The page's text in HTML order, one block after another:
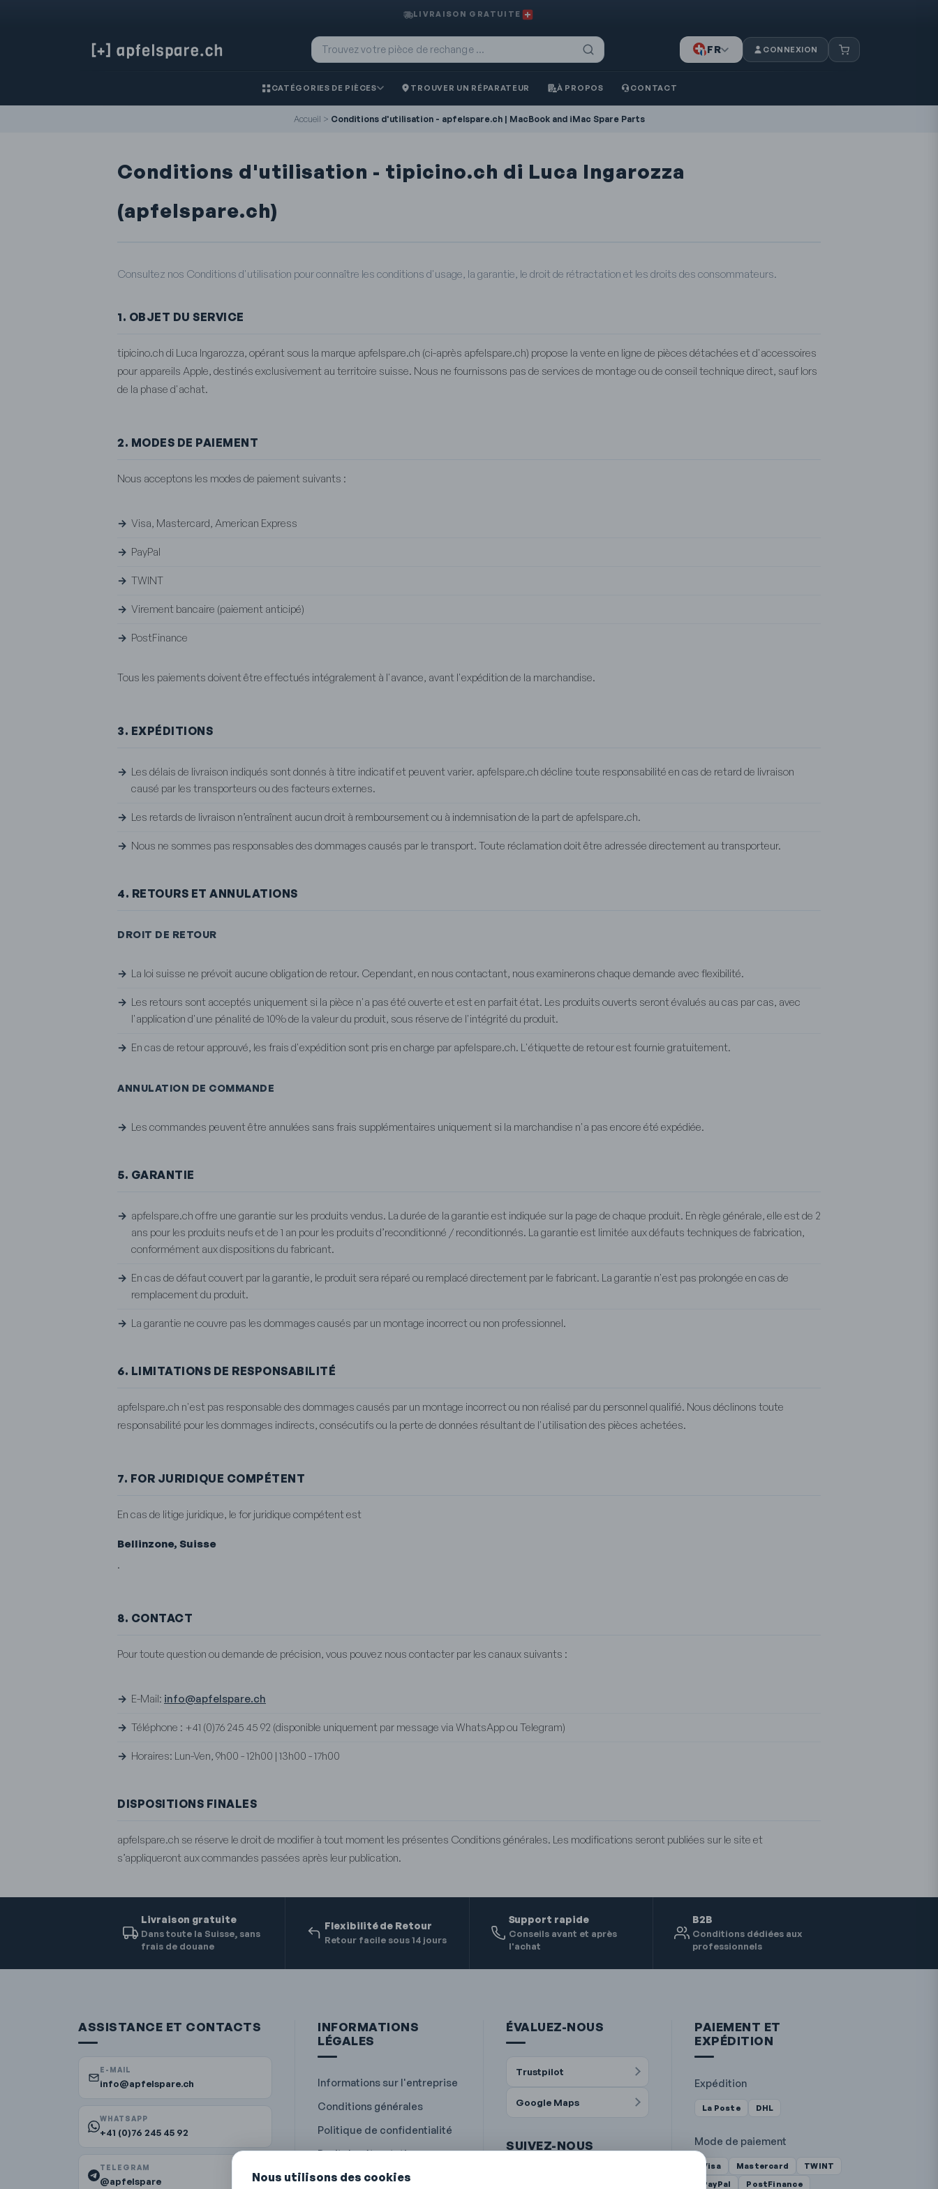
LIVRAISON GRATUITE
FR CONNEXION
CATÉGORIES DE PIÈCES TROUVER UN RÉPARATEUR À PROPOS CONTACT
Accueil > Conditions d'utilisation - apfelspare.ch | MacBook and iMac Spare Parts
Conditions d'utilisation - tipicino.ch di Luca Ingarozza
(apfelspare.ch)
Consultez nos Conditions d'utilisation pour connaître les conditions d'usage, la garantie, le droit de rétractation et les droits des consommateurs.
1. OBJET DU SERVICE
tipicino.ch di Luca Ingarozza, opérant sous la marque apfelspare.ch (ci-après apfelspare.ch) propose la vente en ligne de pièces détachées et d'accessoires
pour appareils Apple, destinés exclusivement au territoire suisse. Nous ne fournissons pas de services de montage ou de conseil technique direct, sauf lors
de la phase d'achat.
2. MODES DE PAIEMENT
Nous acceptons les modes de paiement suivants :
Visa, Mastercard, American Express
PayPal
TWINT
Virement bancaire (paiement anticipé)
PostFinance
Tous les paiements doivent être effectués intégralement à l'avance, avant l'expédition de la marchandise.
3. EXPÉDITIONS
Les délais de livraison indiqués sont donnés à titre indicatif et peuvent varier. apfelspare.ch décline toute responsabilité en cas de retard de livraison
causé par les transporteurs ou des facteurs externes.
Les retards de livraison n’entraînent aucun droit à remboursement ou à indemnisation de la part de apfelspare.ch.
Nous ne sommes pas responsables des dommages causés par le transport. Toute réclamation doit être adressée directement au transporteur.
4. RETOURS ET ANNULATIONS
DROIT DE RETOUR
La loi suisse ne prévoit aucune obligation de retour. Cependant, en nous contactant, nous examinerons chaque demande avec flexibilité.
Les retours sont acceptés uniquement si la pièce n'a pas été ouverte et est en parfait état. Les produits ouverts seront évalués au cas par cas, avec
l'application d'une pénalité de 10% de la valeur du produit, sous réserve de l'intégrité du produit.
En cas de retour approuvé, les frais d'expédition sont pris en charge par apfelspare.ch. L'étiquette de retour est fournie gratuitement.
ANNULATION DE COMMANDE
Les commandes peuvent être annulées sans frais supplémentaires uniquement si la marchandise n'a pas encore été expédiée.
5. GARANTIE
apfelspare.ch offre une garantie sur les produits vendus. La durée de la garantie est indiquée sur la page de chaque produit. En règle générale, elle est de 2
ans pour les produits neufs et de 1 an pour les produits d’reconditionné / reconditionnés. La garantie est limitée aux défauts techniques de fabrication,
conformément aux dispositions du fabricant.
En cas de défaut couvert par la garantie, le produit sera réparé ou remplacé directement par le fabricant. La garantie n'est pas prolongée en cas de
remplacement du produit.
La garantie ne couvre pas les dommages causés par un montage incorrect ou non professionnel.
6. LIMITATIONS DE RESPONSABILITÉ
apfelspare.ch n'est pas responsable des dommages causés par un montage incorrect ou non réalisé par du personnel qualifié. Nous déclinons toute
responsabilité pour les dommages indirects, consécutifs ou la perte de données résultant de l'utilisation des pièces achetées.
7. FOR JURIDIQUE COMPÉTENT
En cas de litige juridique, le for juridique compétent est
Bellinzone, Suisse
.
8. CONTACT
Pour toute question ou demande de précision, vous pouvez nous contacter par les canaux suivants :
E-Mail: info@apfelspare.ch
Téléphone : +41 (0)76 245 45 92 (disponible uniquement par message via WhatsApp ou Telegram)
Horaires: Lun-Ven, 9h00 - 12h00 | 13h00 - 17h00
DISPOSITIONS FINALES
apfelspare.ch se réserve le droit de modifier à tout moment les présentes Conditions générales. Les modifications seront publiées sur le site et
s’appliqueront aux commandes passées après leur publication.
Livraison gratuite
Dans toute la Suisse, sans
frais de douane
Flexibilité de Retour
Retour facile sous 14 jours
Support rapide
Conseils avant et après
l'achat
B2B
Conditions dédiées aux
professionnels
ASSISTANCE ET CONTACTS
E-MAIL
info@apfelspare.ch
WHATSAPP
+41 (0)76 245 45 92
TELEGRAM
@apfelspare
INFORMATIONS
LÉGALES
Informations sur l'entreprise
Conditions générales
Politique de confidentialité
Droit de rétractation
Politique en matière de
ÉVALUEZ-NOUS
Trustpilot
Google Maps
SUIVEZ-NOUS
PAIEMENT ET
EXPÉDITION
Expédition
La Poste DHL
Mode de paiement
Visa Mastercard
TWINT
PayPal
PostFinance
Nous utilisons des cookies